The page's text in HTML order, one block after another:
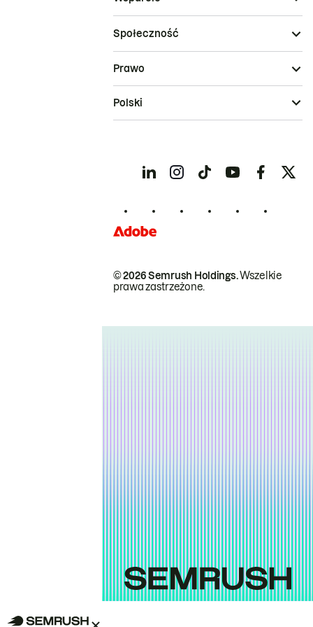
Społeczność
© 2026 Semrush Holdings.Wszelkie
prawa zastrzeżone.
Prawo
Polski